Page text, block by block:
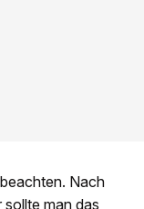
Nach
man das